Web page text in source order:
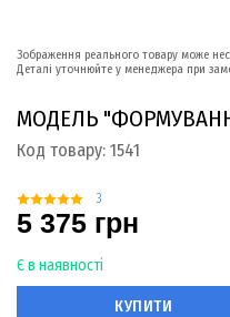
Зображення реального товару може
Деталі уточнюйте у менеджера при
МОДЕЛЬ
Код товару: 1541
3
5 375 грн
Є в наявності
КУПИТИ